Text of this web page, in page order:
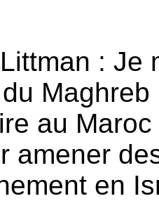
: Je
Maghreb
au Maroc
amener
en